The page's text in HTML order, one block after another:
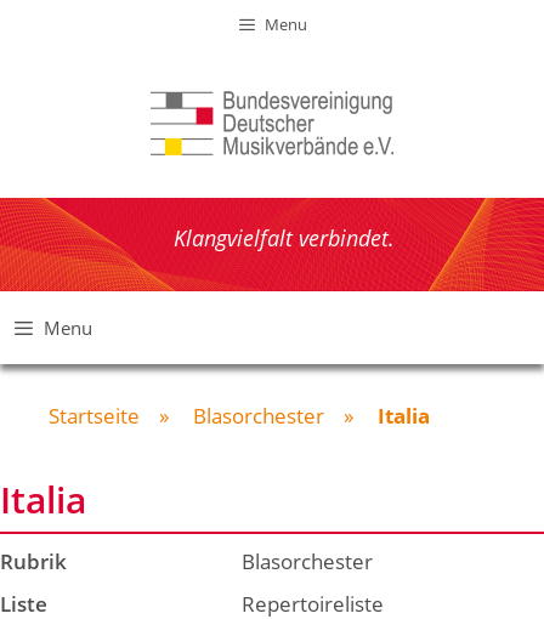
Menu
Klangvielfalt verbindet.
Menu
Startseite » Blasorchester » Italia
Italia
Rubrik
Blasorchester
Liste
Repertoireliste